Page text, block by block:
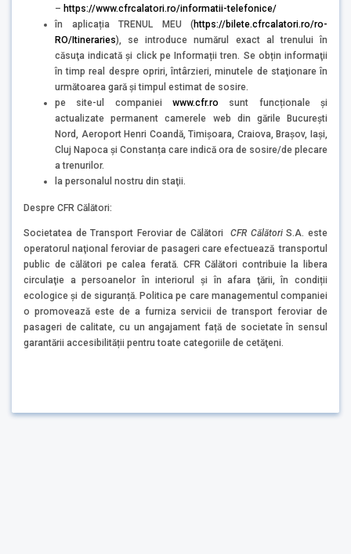
– https://www.cfrcalatori.ro/informatii-telefonice/
în aplicația TRENUL MEU (https://bilete.cfrcalatori.ro/ro-
RO/Itineraries), se introduce numărul exact al trenului în
căsuţa indicată şi click pe Informații tren. Se obțin informaţii
în timp real despre opriri, întârzieri, minutele de staţionare în
următoarea gară şi timpul estimat de sosire.
pe site-ul companiei www.cfr.ro sunt funcționale și
actualizate permanent camerele web din gările București
Nord, Aeroport Henri Coandă, Timișoara, Craiova, Brașov, Iași,
Cluj Napoca și Constanța care indică ora de sosire/de plecare
a trenurilor.
la personalul nostru din staţii.
Despre CFR Călători:
Societatea de Transport Feroviar de CălătoriCFR CălătoriS.A. este
operatorul naţional feroviar de pasageri care efectuează transportul
public de călători pe calea ferată. CFR Călători contribuie la libera
circulaţie a persoanelor în interiorul şi în afara ţării, în condiții
ecologice și de siguranță. Politica pe care managementul companiei
o promovează este de a furniza servicii de transport feroviar de
pasageri de calitate, cu un angajament față de societate în sensul
garantării accesibilității pentru toate categoriile de cetăţeni.